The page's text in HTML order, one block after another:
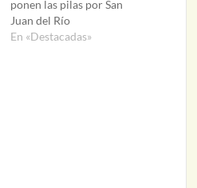
ponen las pilas por San
Juan del Río
En «Destacadas»